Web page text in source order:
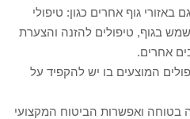
באזורי גוף אחרים כגון: טיפולי
שמש בגוף, טיפולים להזנה והצערת
אחרים.
המוצעים בו יש להקפיד על
בטוחה ואפשרות הביטוח המקצועי